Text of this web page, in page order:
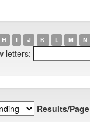
H I J K L M N
letters:
Results/Page